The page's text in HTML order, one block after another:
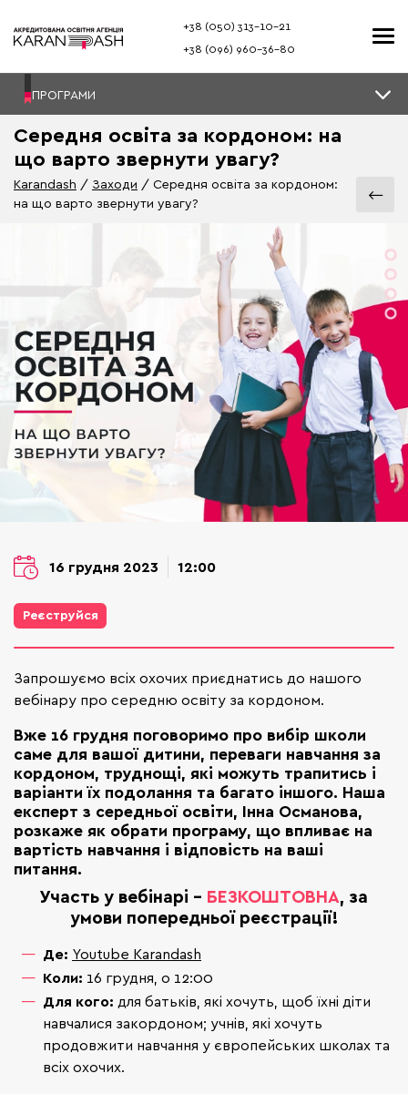
+38 (050) 313–10-21
+38 (096) 960–36-80
ПРОГРАМИ
Середня освіта за кордоном: на
що варто звернути увагу?
Karandash Заходи
Середня освіта за кордоном:
на що варто звернути увагу?
16 грудня 2023 12:00
Реєструйся
Запрошуємо всіх охочих приєднатись до нашого
вебінару про середню освіту за кордоном.
Вже 16 грудня поговоримо про вибір школи
саме для вашої дитини, переваги навчання за
кордоном, труднощі, які можуть трапитись і
варіанти їх подолання та багато іншого. Наша
експерт з середньої освіти, Інна Османова,
розкаже як обрати програму, що впливає на
вартість навчання і відповість на ваші
питання.
Участь у вебінарі - БЕЗКОШТОВНА, за
умови попередньої реєстрації!
Де: Youtube Karandash
Коли: 16 грудня, о 12:00
Для кого: для батьків, які хочуть, щоб їхні діти
навчалися закордоном; учнів, які хочуть
продовжити навчання у європейських школах та
всіх охочих.